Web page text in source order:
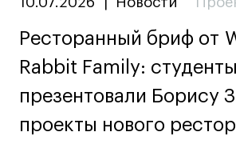
Ресторанный бриф от
Rabbit Family:
презентовали Борису
проекты нового